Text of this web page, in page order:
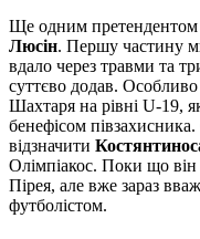
Ще одним претендентом
Люсін. Першу частину
вдало через травми та
суттєво додав.
Шахтаря на рівні U-19,
бенефісом
відзначити
Олімпіакос. Поки що
Пірея, але вже зараз
футболістом.